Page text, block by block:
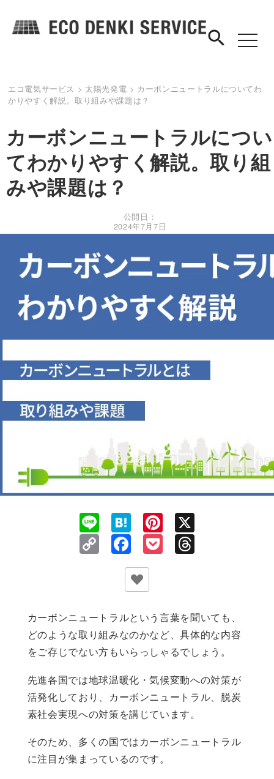
toggle
search
エコ電気サービス > 太陽光発電 > カーボンニュートラルについてわ
かりやすく解説。取り組みや課題は？
カーボンニュートラルについ
てわかりやすく解説。取り組
みや課題は？
公開日：
2024年7月7日
Line HatenaPinterest
Copy
Link
Facebook
Pocket
カーボンニュートラルという言葉を聞いても、
どのような取り組みなのかなど、具体的な内容
をご存じでない方もいらっしゃるでしょう。
先進各国では地球温暖化・気候変動への対策が
活発化しており、カーボンニュートラル、脱炭
素社会実現への対策を講じています。
そのため、多くの国ではカーボンニュートラル
に注目が集まっているのです。